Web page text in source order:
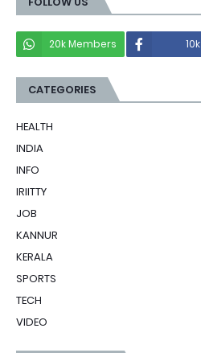
20k Members 10k
CATEGORIES
HEALTH
INDIA
INFO
IRIITTY
JOB
KANNUR
KERALA
SPORTS
TECH
VIDEO